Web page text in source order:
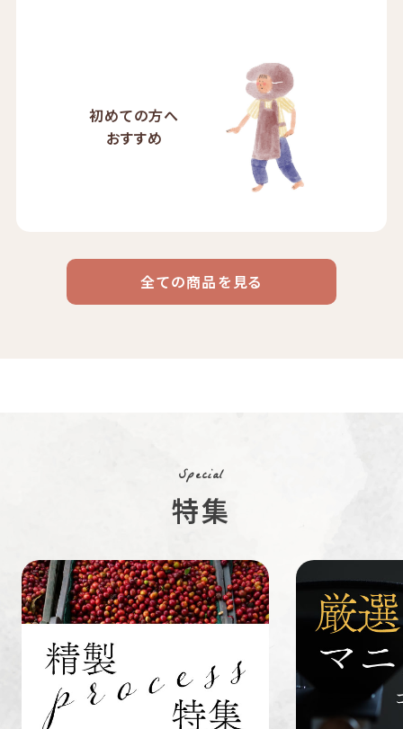
初めての方へ
おすすめ
コーヒー
リキッド
コーヒー
豆・粉
すてきな道
具
生活雑貨 福袋
業務用 定期便
ケニア
ブラジル
インドネシ
ア
ホンジュラ
全ての商品を見る
Special
特集